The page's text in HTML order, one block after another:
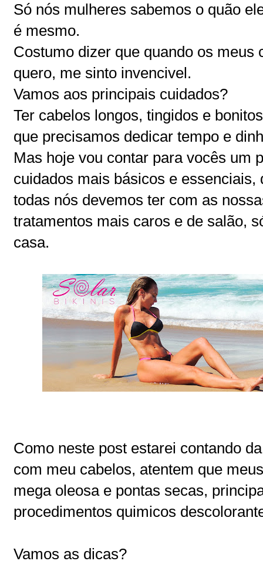
Só nós mulheres sabemos o quão
é mesmo.
Costumo dizer que quando os meus
quero, me sinto invencivel.
Vamos aos principais cuidados?
Ter cabelos longos, tingidos e
que precisamos dedicar tempo e
Mas hoje vou contar para vocês um
cuidados mais básicos e essenciais,
todas nós devemos ter com as
tratamentos mais caros e de salão,
casa.
Como neste post estarei contando
com meu cabelos, atentem que
mega oleosa e pontas secas,
procedimentos quimicos
Vamos as dicas?